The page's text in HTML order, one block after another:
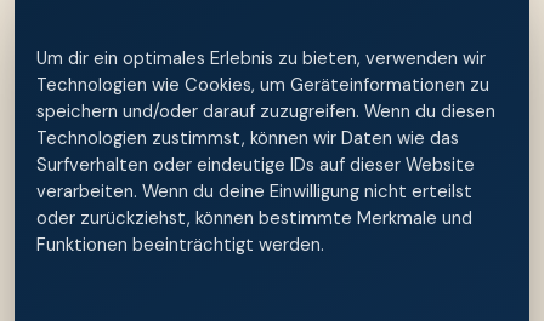
Um dir ein optimales Erlebnis zu bieten, verwenden wir
Technologien wie Cookies, um Geräteinformationen zu
speichern und/oder darauf zuzugreifen. Wenn du diesen
Technologien zustimmst, können wir Daten wie das
Surfverhalten oder eindeutige IDs auf dieser Website
verarbeiten. Wenn du deine Einwilligung nicht erteilst
oder zurückziehst, können bestimmte Merkmale und
Funktionen beeinträchtigt werden.
entlasten, klärt aber nicht automatisch die
Ursache.
Für die äußere Reinigung genügt angenehm
temperiertes Wasser mit niedrigem Druck. Die Düse
bleibt außerhalb des Körpers. Anschließend wird
die Haut vorsichtig trocken getupft; langes Spülen,
Schrubben, Intimsprays und parfümierte